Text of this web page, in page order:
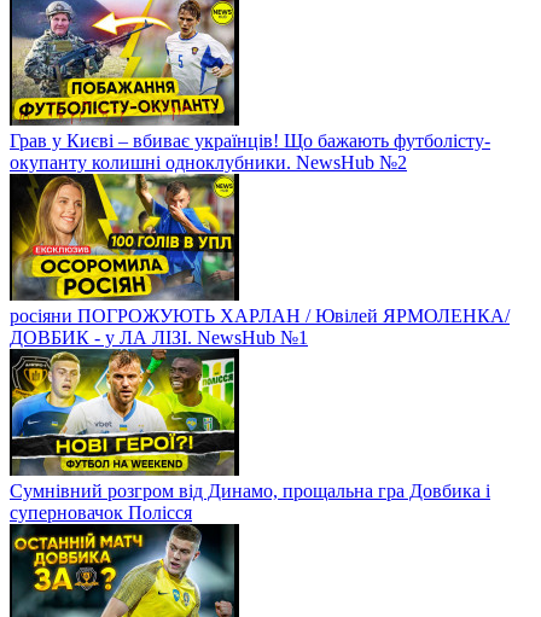
Грав у Києві – вбиває українців! Що бажають футболісту-
окупанту колишні одноклубники. NewsHub №2
росіяни ПОГРОЖУЮТЬ ХАРЛАН / Ювілей ЯРМОЛЕНКА/
ДОВБИК - у ЛА ЛІЗІ. NewsHub №1
Сумнівний розгром від Динамо, прощальна гра Довбика і
суперновачок Полісся